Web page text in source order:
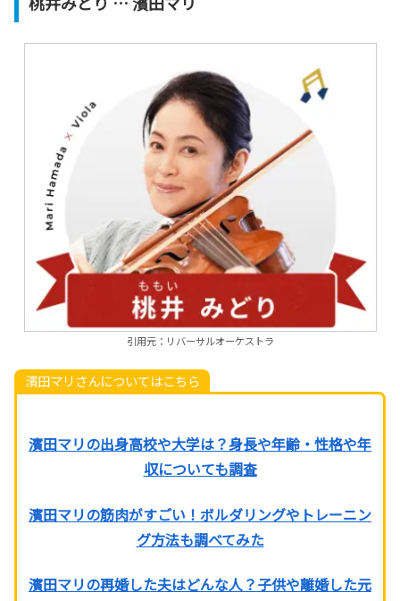
引用元：リバーサルオーケストラ
濱田マリさんについてはこちら
濱田マリの出身高校や大学は？身長や年齢・性格や年
収についても調査
濱田マリの筋肉がすごい！ボルダリングやトレーニン
グ方法も調べてみた
濱田マリの再婚した夫はどんな人？子供や離婚した元